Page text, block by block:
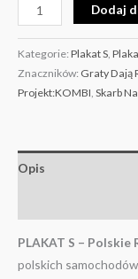
Dodaj
Kategorie: Plakat S
Znaczników: Graty Dają
Projekt:KOMBI Skarb
Opis
PLAKAT S – Polskie
polskich